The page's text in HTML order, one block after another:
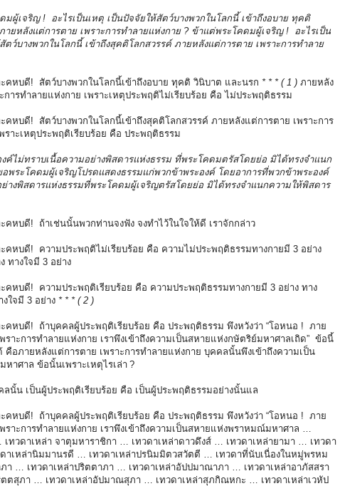
มผู้เจริญ ! อะไรเป็นเหตุ เป็นปัจจัยให้สัตว์บางพวกในโลกนี้ เข้าถึงอบาย ทุคติ
ายหลังแต่การตาย เพราะการทำลายแห่งกาย ? ข้าแต่พระโคดมผู้เจริญ ! อะไรเป็น
ตว์บางพวกในโลกนี้ เข้าถึงสุคติโลกสวรรค์ ภายหลังแต่การตาย เพราะการทำลาย
หบดี! สัตว์บางพวกในโลกนี้เข้าถึงอบาย ทุคติ วินิบาต และนรก * * * ( 1 ) ภายหลัง
การทำลายแห่งกาย เพราะเหตุประพฤติไม่เรียบร้อย คือ ไม่ประพฤติธรรม
หบดี! สัตว์บางพวกในโลกนี้เข้าถึงสุคติโลกสวรรค์ ภายหลังแต่การตาย เพราะการ
ราะเหตุประพฤติเรียบร้อย คือ ประพฤติธรรม
ค์ไม่ทราบเนื้อความอย่างพิสดารแห่งธรรม ที่พระโคดมตรัสโดยย่อ มิได้ทรงจำแนก
พระโคดมผู้เจริญโปรดแสดงธรรมแก่พวกข้าพระองค์ โดยอาการที่พวกข้าพระองค์
ย่างพิสดารแห่งธรรมที่พระโคดมผู้เจริญตรัสโดยย่อ มิได้ทรงจำแนกความให้พิสดาร
หบดี! ถ้าเช่นนั้นพวกท่านจงฟัง จงทำไว้ในใจให้ดี เราจักกล่าว
หบดี! ความประพฤติไม่เรียบร้อย คือ ความไม่ประพฤติธรรมทางกายมี 3 อย่าง
ทางใจมี 3 อย่าง
หบดี! ความประพฤติเรียบร้อย คือ ความประพฤติธรรมทางกายมี 3 อย่าง ทาง
ใจมี 3 อย่าง * * * ( 2 )
หบดี! ถ้าบุคคลผู้ประพฤติเรียบร้อย คือ ประพฤติธรรม พึงหวังว่า “โอหนอ ! ภาย
ราะการทำลายแห่งกาย เราพึงเข้าถึงความเป็นสหายแห่งกษัตริย์มหาศาลเถิด” ข้อนี้
คือภายหลังแต่การตาย เพราะการทำลายแห่งกาย บุคคลนั้นพึงเข้าถึงความเป็น
าศาล ข้อนั้นเพราะเหตุไรเล่า ?
ลนั้น เป็นผู้ประพฤติเรียบร้อย คือ เป็นผู้ประพฤติธรรมอย่างนั้นแล
หบดี! ถ้าบุคคลผู้ประพฤติเรียบร้อย คือ ประพฤติธรรม พึงหวังว่า “โอหนอ ! ภาย
ราะการทำลายแห่งกาย เราพึงเข้าถึงความเป็นสหายแห่งพราหมณ์มหาศาล …
ทวดาเหล่า จาตุมหาราชิกา … เทวดาเหล่าดาวดึงส์ … เทวดาเหล่ายามา … เทวดา
าเหล่านิมมานรดี … เทวดาเหล่าปรนิมมิตวสวัตตี … เทวดาที่นับเนื่องในหมู่พรหม
ภา … เทวดาเหล่าปริตตาภา … เทวดาเหล่าอัปปมาณาภา … เทวดาเหล่าอาภัสสรา
ตตสุภา … เทวดาเหล่าอัปมาณสุภา … เทวดาเหล่าสุภกิณหกะ … เทวดาเหล่าเวหัป